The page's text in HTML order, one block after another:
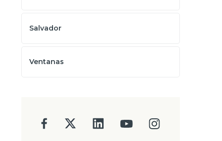
Salvador
Ventanas